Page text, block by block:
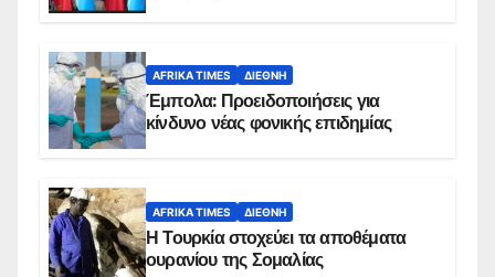
AFRIKA TIMES ΔΙΕΘΝΉ
Έμπολα: Προειδοποιήσεις για
κίνδυνο νέας φονικής επιδημίας
AFRIKA TIMES ΔΙΕΘΝΉ
Η Τουρκία στοχεύει τα αποθέματα
ουρανίου της Σομαλίας